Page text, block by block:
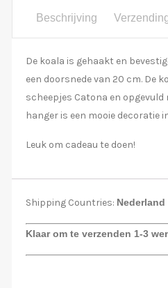
Beschrijving
De koala is gehaakt en
een doorsnede van 20 cm. De
scheepjes Catona en
hanger is een mooie decoratie
Leuk om cadeau te doen!
Shipping Countries: Nederland
Klaar om te verzenden 1-3